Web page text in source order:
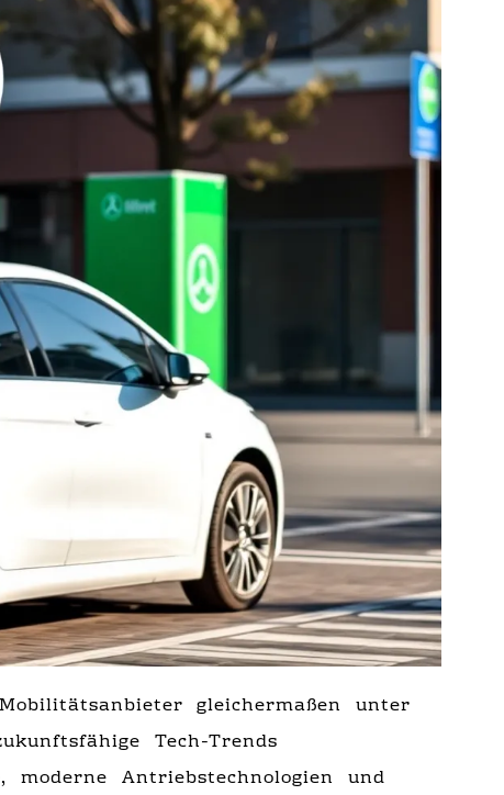
gleichermaßen unter
Tech-Trends
moderne Antriebstechnologien und